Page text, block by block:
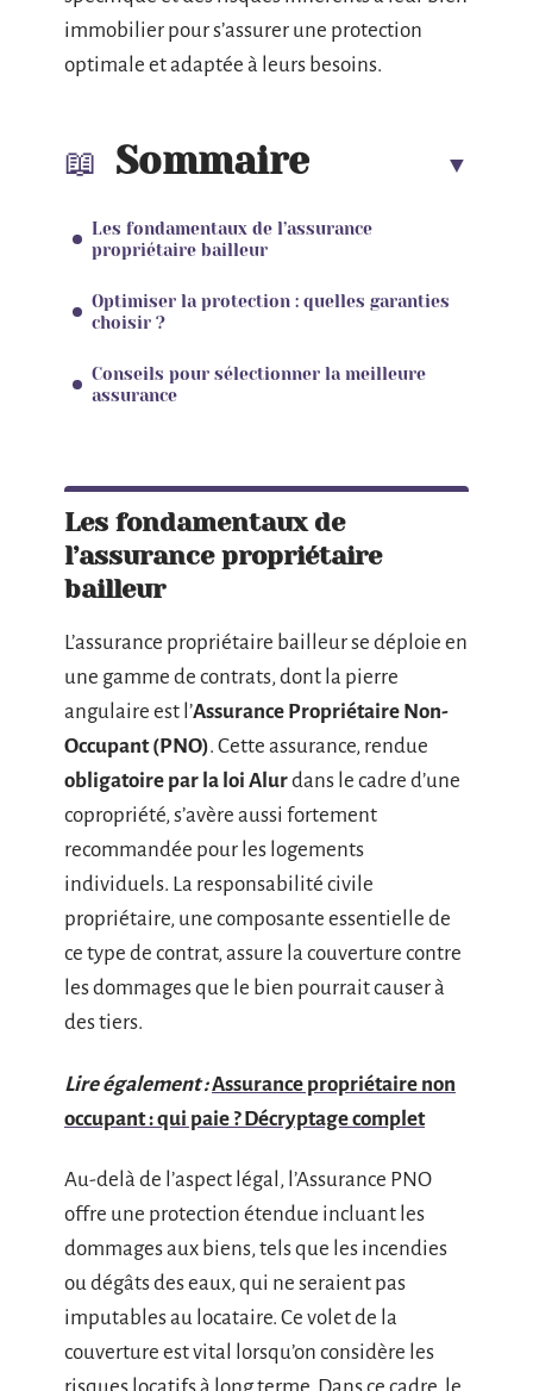
immobilier pour s’assurer une protection
optimale et adaptée à leurs besoins.
Sommaire
Les fondamentaux de l’assurance
propriétaire bailleur
Optimiser la protection : quelles garanties
choisir ?
Conseils pour sélectionner la meilleure
assurance
Les fondamentaux de
l’assurance propriétaire
bailleur
L’assurance propriétaire bailleur se déploie en
une gamme de contrats, dont la pierre
angulaire est l’Assurance Propriétaire Non-
Occupant (PNO). Cette assurance, rendue
obligatoire par la loi Alurdans le cadre d’une
copropriété, s’avère aussi fortement
recommandée pour les logements
individuels. La responsabilité civile
propriétaire, une composante essentielle de
ce type de contrat, assure la couverture contre
les dommages que le bien pourrait causer à
des tiers.
Lire également :Assurance propriétaire non
occupant : qui paie ? Décryptage complet
Au-delà de l’aspect légal, l’Assurance PNO
offre une protection étendue incluant les
dommages aux biens, tels que les incendies
ou dégâts des eaux, qui ne seraient pas
imputables au locataire. Ce volet de la
couverture est vital lorsqu’on considère les